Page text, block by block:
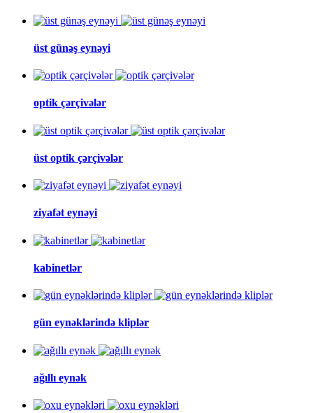
üst günəş eynəyi
optik çərçivələr
üst optik çərçivələr
ziyafət eynəyi
kabinetlər
gün eynəklərində kliplər
ağıllı eynək